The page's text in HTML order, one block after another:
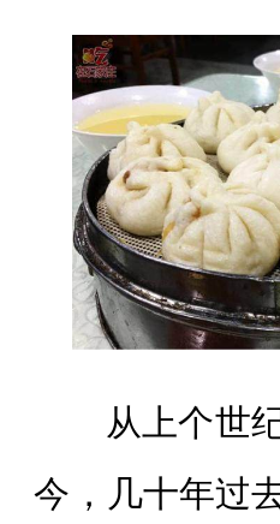
从上个世
今，几十年过